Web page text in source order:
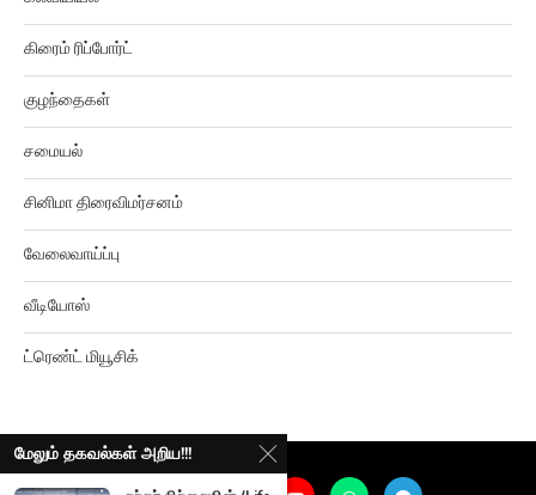
கிரைம் ரிப்போர்ட்
குழந்தைகள்
சமையல்
சினிமா திரைவிமர்சனம்
வேலைவாய்ப்பு
வீடியோஸ்
ட்ரெண்ட் மியூசிக்
மேலும் தகவல்கள் அறிய!!!